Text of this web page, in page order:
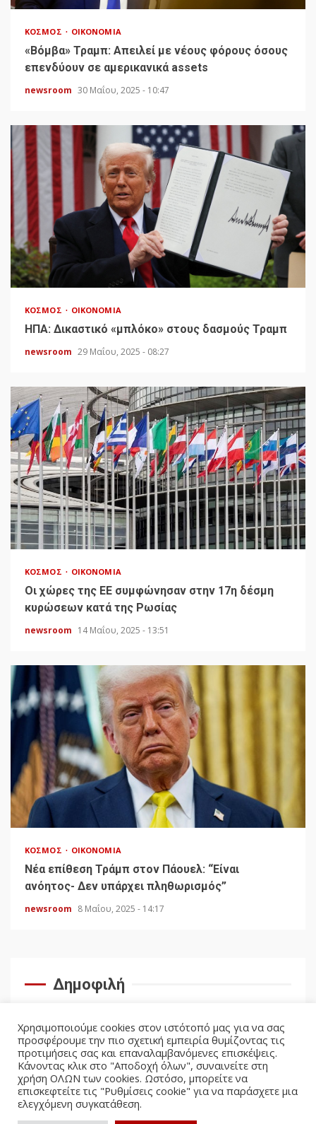
ΚΌΣΜΟΣ ΟΙΚΟΝΟΜΊΑ
«Bόμβα» Τραμπ: Απειλεί με νέους φόρους όσους
επενδύουν σε αμερικανικά assets
newsroom 30 Μαΐου, 2025 - 10:47
ΚΌΣΜΟΣ ΟΙΚΟΝΟΜΊΑ
HΠΑ: Δικαστικό «μπλόκο» στους δασμούς Τραμπ
newsroom 29 Μαΐου, 2025 - 08:27
ΚΌΣΜΟΣ ΟΙΚΟΝΟΜΊΑ
Οι χώρες της ΕΕ συμφώνησαν στην 17η δέσμη
κυρώσεων κατά της Ρωσίας
newsroom 14 Μαΐου, 2025 - 13:51
ΚΌΣΜΟΣ ΟΙΚΟΝΟΜΊΑ
Νέα επίθεση Τράμπ στον Πάουελ: “Είναι
ανόητος- Δεν υπάρχει πληθωρισμός”
newsroom 8 Μαΐου, 2025 - 14:17
Δημοφιλή
Χρησιμοποιούμε cookies στον ιστότοπό μας για να σας
προσφέρουμε την πιο σχετική εμπειρία θυμίζοντας τις
προτιμήσεις σας και επαναλαμβανόμενες επισκέψεις.
Κάνοντας κλικ στο "Αποδοχή όλων", συναινείτε στη
χρήση ΟΛΩΝ των cookies. Ωστόσο, μπορείτε να
επισκεφτείτε τις "Ρυθμίσεις cookie" για να παράσχετε μια
ελεγχόμενη συγκατάθεση.